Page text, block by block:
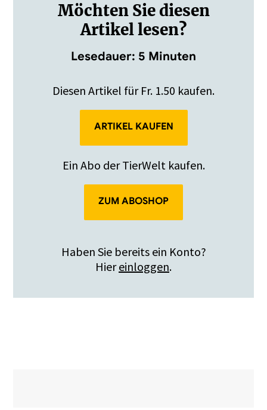
Möchten Sie diesen
Artikel lesen?
Lesedauer: 5 Minuten
Diesen Artikel für Fr. 1.50 kaufen.
ARTIKEL KAUFEN
Ein Abo der TierWelt kaufen.
ZUM ABOSHOP
Haben Sie bereits ein Konto?
Hiereinloggen.